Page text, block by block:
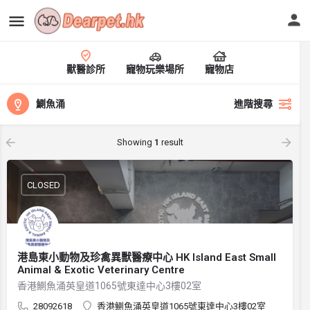
獸醫診所 寵物玩樂場所 寵物店
鰂魚涌 進階搜尋
Showing 1 result
港島東小動物及珍禽異獸醫療中心 HK Island East Small
Animal & Exotic Veterinary Centre
香港鰂魚涌英皇道1065號東達中心3樓02室
28092618 香港鰂魚涌英皇道1065號東達中心3樓02室
CLOSED